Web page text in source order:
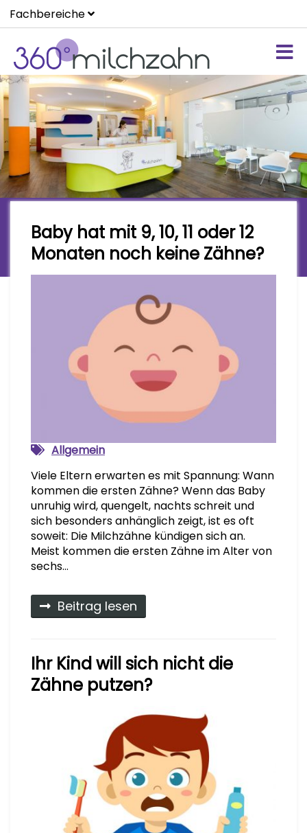
Fachbereiche
Praxis Blog
Aktuelle Meldungen rund um
360°milchzahn
Baby hat mit 9, 10, 11 oder 12
Monaten noch keine Zähne?
Allgemein
Viele Eltern erwarten es mit Spannung: Wann
kommen die ersten Zähne? Wenn das Baby
unruhig wird, quengelt, nachts schreit und
sich besonders anhänglich zeigt, ist es oft
soweit: Die Milchzähne kündigen sich an.
Meist kommen die ersten Zähne im Alter von
sechs…
Beitrag lesen
Ihr Kind will sich nicht die
Zähne putzen?